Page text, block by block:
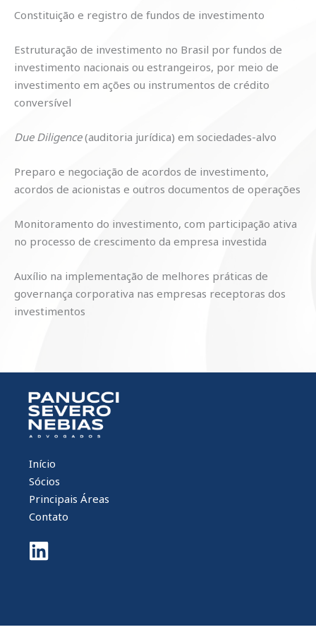
Constituição e registro de fundos de investimento
Estruturação de investimento no Brasil por fundos de
investimento nacionais ou estrangeiros, por meio de
investimento em ações ou instrumentos de crédito
conversível
Due Diligence(auditoria jurídica) em sociedades-alvo
Preparo e negociação de acordos de investimento,
acordos de acionistas e outros documentos de operações
Monitoramento do investimento, com participação ativa
no processo de crescimento da empresa investida
Auxílio na implementação de melhores práticas de
governança corporativa nas empresas receptoras dos
investimentos
Início
Sócios
Principais Áreas
Contato